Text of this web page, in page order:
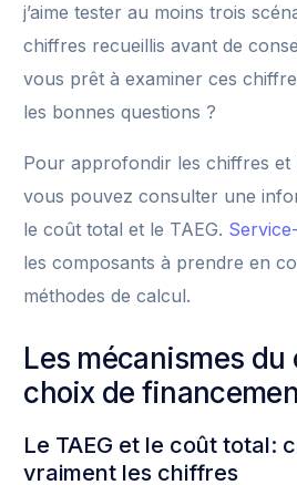
j’aime tester au moins trois
chiffres recueillis avant de
vous prêt à examiner ces
les bonnes questions ?
Pour approfondir les chiffres et
vous pouvez consulter une
le coût total et le TAEG.
les composants à prendre en
méthodes de calcul.
Les mécanismes du
choix de
Le TAEG et le coût total:
vraiment les chiffres